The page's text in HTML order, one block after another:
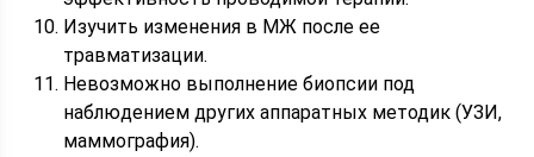
Изучить изменения в МЖ после ее
травматизации.
Невозможно выполнение биопсии под
наблюдением других аппаратных методик (УЗИ,
маммография).